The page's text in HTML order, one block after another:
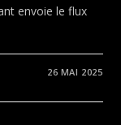
envoie le flux
26 MAI 2025